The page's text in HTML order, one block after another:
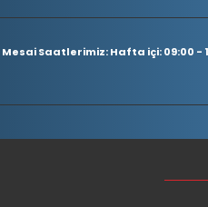
Mesai Saatlerimiz: Hafta içi: 09:00 -